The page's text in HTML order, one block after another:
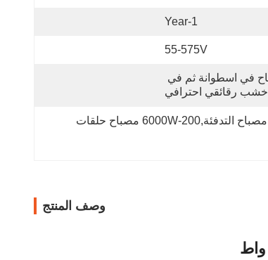
1-Year
55-575V
رقائقي احترافي
وصف المنتج